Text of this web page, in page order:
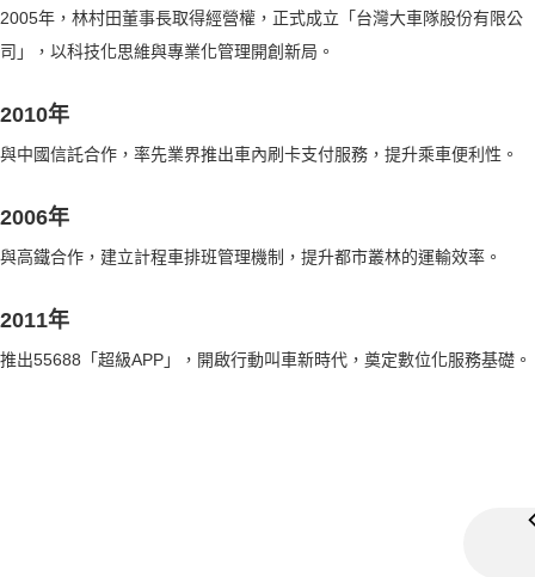
2005年，林村田董事長取得經營權，正式成立「台灣大車隊股份有限公
司」，以科技化思維與專業化管理開創新局。
2010年
與中國信託合作，率先業界推出車內刷卡支付服務，提升乘車便利性。
2006年
與高鐵合作，建立計程車排班管理機制，提升都市叢林的運輸效率。
2011年
推出55688「超級APP」，開啟行動叫車新時代，奠定數位化服務基礎。